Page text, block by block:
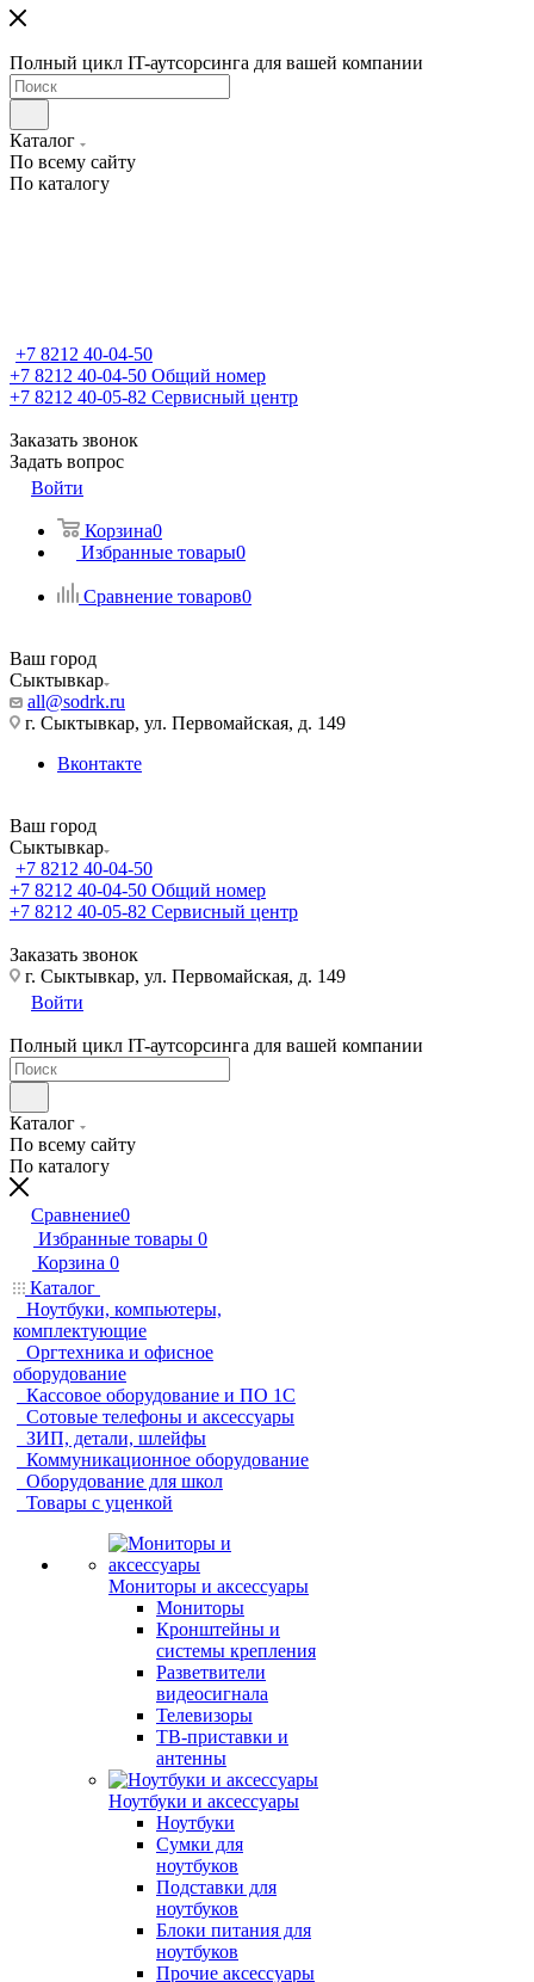
Полный цикл IT-аутсорсинга для вашей компании
Каталог
По всему сайту
По каталогу
+7 8212 40-04-50
+7 8212 40-04-50 Общий номер
+7 8212 40-05-82 Сервисный центр
Заказать звонок
Задать вопрос
Войти
Корзина0
Избранные товары0
Сравнение товаров0
Ваш город
Сыктывкар
all@sodrk.ru
г. Сыктывкар, ул. Первомайская, д. 149
Вконтакте
Ваш город
Сыктывкар
+7 8212 40-04-50
+7 8212 40-04-50 Общий номер
+7 8212 40-05-82 Сервисный центр
Заказать звонок
г. Сыктывкар, ул. Первомайская, д. 149
Войти
Полный цикл IT-аутсорсинга для вашей компании
Каталог
По всему сайту
По каталогу
Сравнение0
Избранные товары 0
Корзина 0
Каталог
Ноутбуки, компьютеры,
комплектующие
Оргтехника и офисное
оборудование
Кассовое оборудование и ПО 1С
Сотовые телефоны и аксессуары
ЗИП, детали, шлейфы
Коммуникационное оборудование
Оборудование для школ
Товары с уценкой
Мониторы и аксессуары
Мониторы
Кронштейны и
системы крепления
Разветвители
видеосигнала
Телевизоры
ТВ-приставки и
антенны
Ноутбуки и аксессуары
Ноутбуки
Сумки для
ноутбуков
Подставки для
ноутбуков
Блоки питания для
ноутбуков
Прочие аксессуары